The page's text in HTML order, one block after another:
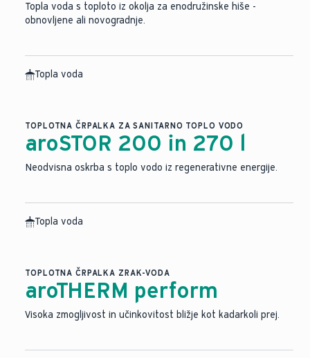
Topla voda s toploto iz okolja za enodružinske hiše -
obnovljene ali novogradnje.
Topla voda
TOPLOTNA ČRPALKA ZA SANITARNO TOPLO VODO
aroSTOR 200 in 270 l
Neodvisna oskrba s toplo vodo iz regenerativne energije.
Topla voda
TOPLOTNA ČRPALKA ZRAK-VODA
aroTHERM perform
Visoka zmogljivost in učinkovitost bližje kot kadarkoli prej.